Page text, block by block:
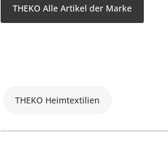
THEKO Alle Artikel der Marke
THEKO Heimtextilien